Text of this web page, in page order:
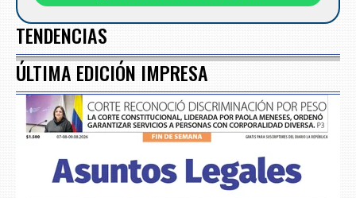
TENDENCIAS
ÚLTIMA EDICIÓN IMPRESA